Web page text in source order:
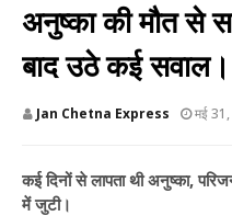
अनुष्का की मौत से
बाद उठे कई सवाल।
Jan Chetna Express मई
कई दिनों से लापता थी अनुष्का,
में जुटी।